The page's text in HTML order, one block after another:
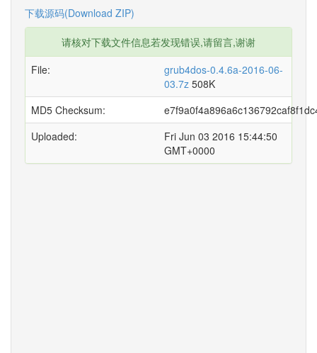
下载源码(Download ZIP)
请核对下载文件信息若发现错误,请留言,谢谢
File:
grub4dos-0.4.6a-2016-06-
03.7z 508K
MD5 Checksum:
Uploaded:
Fri Jun 03 2016 15:44:50
GMT+0000